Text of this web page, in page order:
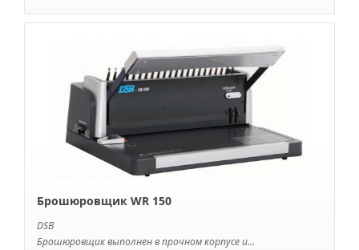
Брошюровщик WR 150
DSB
Брошюровщик выполнен в прочном корпусе и...